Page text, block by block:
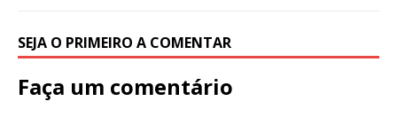
k
SEJA O PRIMEIRO A COMENTAR
Faça um comentário